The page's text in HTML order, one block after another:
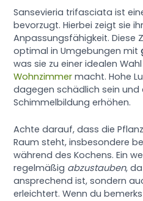
Sansevieria trifasciata ist
bevorzugt. Hierbei zeigt sie
Anpassungsfähigkeit. Diese
optimal in Umgebungen mit
was sie zu einer idealen
Wohnzimmer macht. Hohe
dagegen schädlich sein und
Schimmelbildung erhöhen.
Achte darauf, dass die
Raum steht, insbesondere
während des Kochens. Ein
regelmäßig abzustauben,
ansprechend ist, sondern
erleichtert. Wenn du